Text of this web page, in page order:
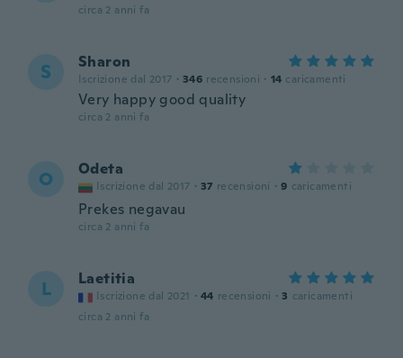
circa 2 anni fa
S Sharon
Iscrizione dal 2017 · 346 recensioni · 14 caricamenti
Very happy good quality
circa 2 anni fa
O Odeta
Iscrizione dal 2017 · 37 recensioni · 9 caricamenti
Prekes negavau
circa 2 anni fa
L Laetitia
Iscrizione dal 2021 · 44 recensioni · 3 caricamenti
circa 2 anni fa